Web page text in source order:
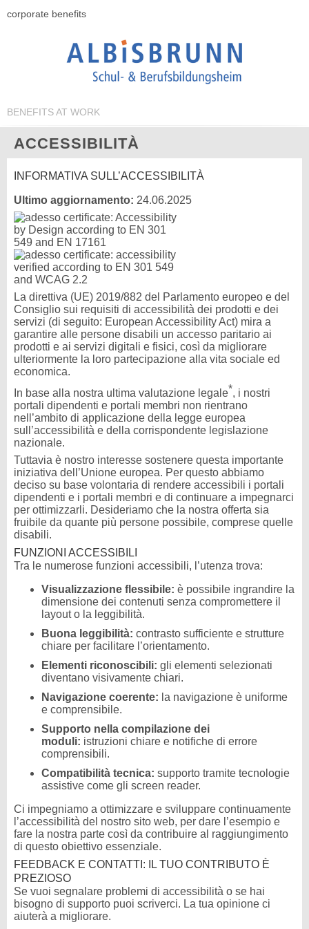
corporate benefits
BENEFITS AT WORK
ACCESSIBILITÀ
INFORMATIVA SULL’ACCESSIBILITÀ
Ultimo aggiornamento: 24.06.2025
La direttiva (UE) 2019/882 del Parlamento europeo e del
Consiglio sui requisiti di accessibilità dei prodotti e dei
servizi (di seguito: European Accessibility Act) mira a
garantire alle persone disabili un accesso paritario ai
prodotti e ai servizi digitali e fisici, così da migliorare
ulteriormente la loro partecipazione alla vita sociale ed
economica.
In base alla nostra ultima valutazione legale*, i nostri
portali dipendenti e portali membri non rientrano
nell’ambito di applicazione della legge europea
sull’accessibilità e della corrispondente legislazione
nazionale.
Tuttavia è nostro interesse sostenere questa importante
iniziativa dell’Unione europea. Per questo abbiamo
deciso su base volontaria di rendere accessibili i portali
dipendenti e i portali membri e di continuare a impegnarci
per ottimizzarli. Desideriamo che la nostra offerta sia
fruibile da quante più persone possibile, comprese quelle
disabili.
FUNZIONI ACCESSIBILI
Tra le numerose funzioni accessibili, l’utenza trova:
Visualizzazione flessibile: è possibile ingrandire la
dimensione dei contenuti senza compromettere il
layout o la leggibilità.
Buona leggibilità: contrasto sufficiente e strutture
chiare per facilitare l’orientamento.
Elementi riconoscibili: gli elementi selezionati
diventano visivamente chiari.
Navigazione coerente: la navigazione è uniforme
e comprensibile.
Supporto nella compilazione dei
moduli: istruzioni chiare e notifiche di errore
comprensibili.
Compatibilità tecnica: supporto tramite tecnologie
assistive come gli screen reader.
Ci impegniamo a ottimizzare e sviluppare continuamente
l’accessibilità del nostro sito web, per dare l’esempio e
fare la nostra parte così da contribuire al raggiungimento
di questo obiettivo essenziale.
FEEDBACK E CONTATTI: IL TUO CONTRIBUTO È
PREZIOSO
Se vuoi segnalare problemi di accessibilità o se hai
bisogno di supporto puoi scriverci. La tua opinione ci
aiuterà a migliorare.